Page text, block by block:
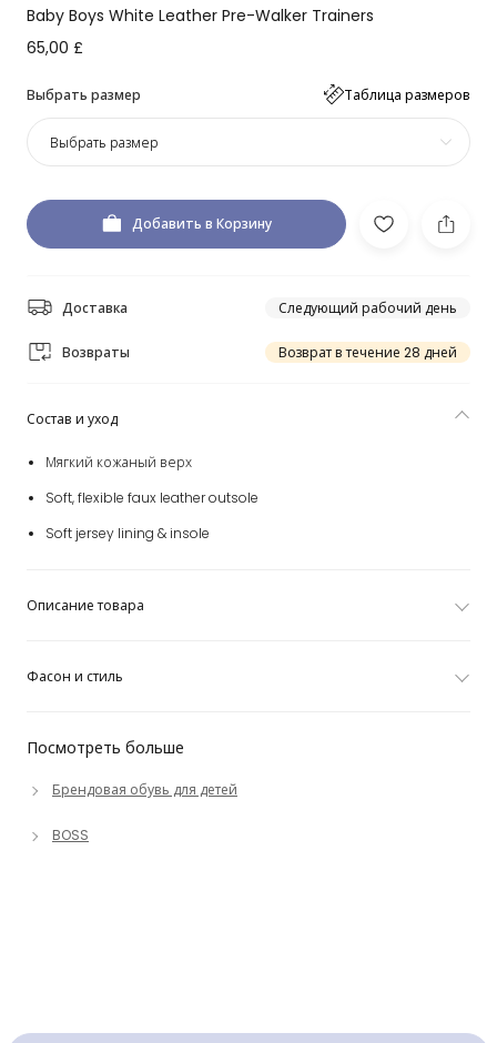
Baby Boys White Leather Pre-Walker Trainers
65,00 £
Выбрать размер Таблица размеров
Выбрать размер
Добавить в Корзину
Доставка Следующий рабочий день
Возвраты Возврат в течение 28 дней
Посмотреть больше
Брендовая обувь для детей
BOSS
Состав и уход
Мягкий кожаный верх
Soft, flexible faux leather outsole
Soft jersey lining & insole
Описание товара
Фасон и стиль